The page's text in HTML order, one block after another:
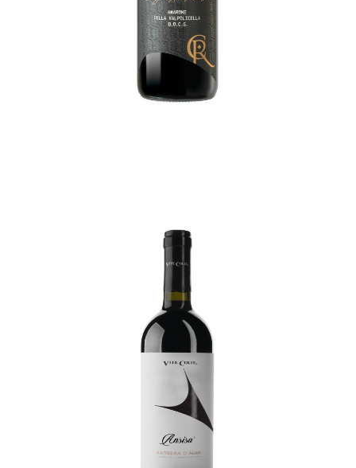
ADD TO CART
ANSISA Barbera d’Alba
16,00
ADD TO CART